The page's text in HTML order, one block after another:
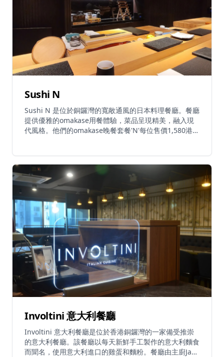
Sushi N
Sushi N 是位於銅鑼灣的寬敞通風的日本料理餐廳。餐廳
提供優雅的omakase用餐體驗，菜品呈現精美，融入現
代風格。他們的omakase晚餐套餐'N'每位售價1,580港
聞名，為客人創造舒適的氛圍，享受優質的日本美食。
Involtini 意大利餐廳
Involtini 意大利餐廳是位於香港銅鑼灣的一家備受推崇
的意大利餐廳。該餐廳以每天新鮮手工製作的意大利麵食
而聞名，使用意大利進口的雞蛋和麵粉。餐廳由主廚Jack